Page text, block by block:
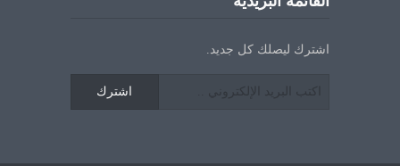
اشترك ليصلك كل جديد.
اشترك